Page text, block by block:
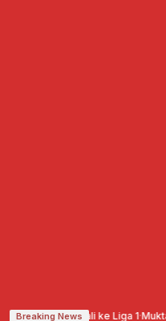
Breaking News
PSIS Kembali ke Liga 1·